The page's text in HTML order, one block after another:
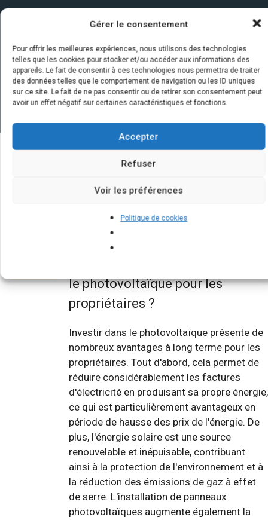
Gérer le consentement
Pour offrir les meilleures expériences, nous utilisons des technologies
telles que les cookies pour stocker et/ou accéder aux informations des
appareils. Le fait de consentir à ces technologies nous permettra de traiter
des données telles que le comportement de navigation ou les ID uniques
sur ce site. Le fait de ne pas consentir ou de retirer son consentement peut
avoir un effet négatif sur certaines caractéristiques et fonctions.
Accepter
Refuser
Voir les préférences
Politique de cookies
Quelques infos sur nos centrales
solaires : questions et réponses
Quels sont les bénéfices à long
le photovoltaïque pour les
propriétaires ?
Investir dans le photovoltaïque présente de
nombreux avantages à long terme pour les
propriétaires. Tout d'abord, cela permet de
réduire considérablement les factures
d'électricité en produisant sa propre énergie,
ce qui est particulièrement avantageux en
période de hausse des prix de l'énergie. De
plus, l'énergie solaire est une source
renouvelable et inépuisable, contribuant
ainsi à la protection de l'environnement et à
la réduction des émissions de gaz à effet
de serre. L'installation de panneaux
photovoltaïques augmente également la